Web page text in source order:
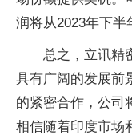
润将从2023年下半
总之，立讯精
具有广阔的发展前
的紧密合作，公司
相信随着印度市场